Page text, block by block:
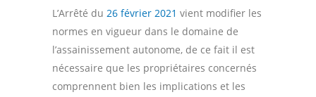
L’Arrêté du 26 février 2021 vient modifier les
normes en vigueur dans le domaine de
l’assainissement autonome, de ce fait il est
nécessaire que les propriétaires concernés
comprennent bien les implications et les